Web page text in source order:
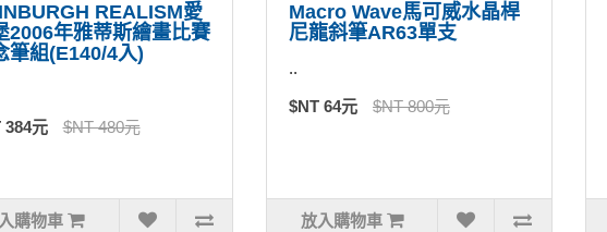
REALISM愛
2006年雅蒂斯繪畫比賽
筆組(E140/4入)
384元 $NT 480元
購物車
Macro Wave馬可威水晶桿
尼龍斜筆AR63單支
..
$NT 64元 $NT 800元
放入購物車